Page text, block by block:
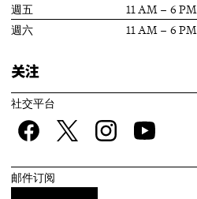
週五
11 AM – 6 PM
週六
11 AM – 6 PM
关注
社交平台
Facebooktwitter
邮件订阅